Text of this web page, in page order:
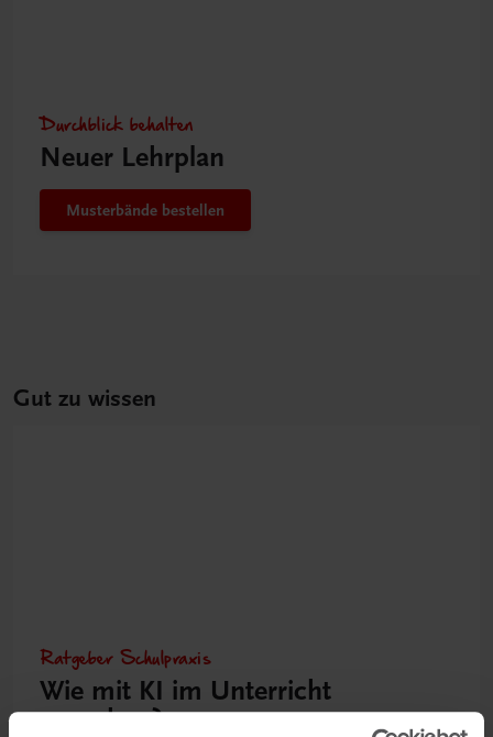
Durchblick behalten
Neuer Lehrplan
Musterbände bestellen
Gut zu wissen
Ratgeber Schulpraxis
Wie mit KI im Unterricht
umgehen?